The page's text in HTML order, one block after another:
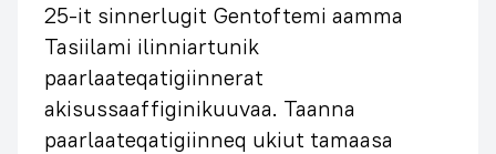
25-it sinnerlugit Gentoftemi aamma
Tasiilami ilinniartunik
paarlaateqatigiinnerat
akisussaaffiginikuuvaa. Taanna
paarlaateqatigiinneq ukiut tamaasa